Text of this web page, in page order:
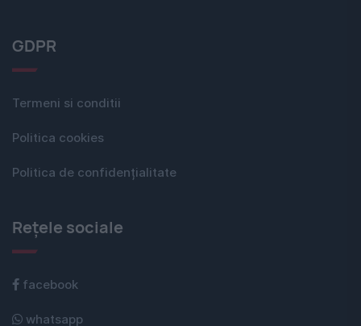
GDPR
Termeni si conditii
Politica cookies
Politica de confidențialitate
Rețele sociale
facebook
whatsapp